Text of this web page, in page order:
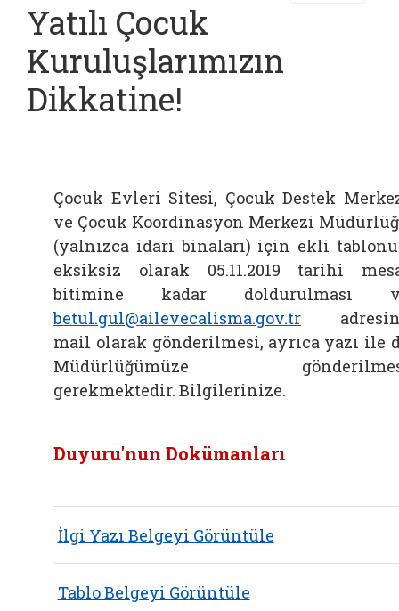
Yatılı Çocuk
Kuruluşlarımızın
Dikkatine!
Çocuk Evleri Sitesi, Çocuk Destek
ve Çocuk Koordinasyon Merkezi
(yalnızca idari binaları) için ekli
eksiksiz olarak 05.11.2019 tarihi
bitimine kadar doldurulması
betul.gul@ailevecalisma.gov.tr
mail olarak gönderilmesi, ayrıca yazı ile
Müdürlüğümüze
gerekmektedir. Bilgilerinize.
Duyuru'nun Dokümanları
İlgi Yazı Belgeyi Görüntüle
Tablo Belgeyi Görüntüle